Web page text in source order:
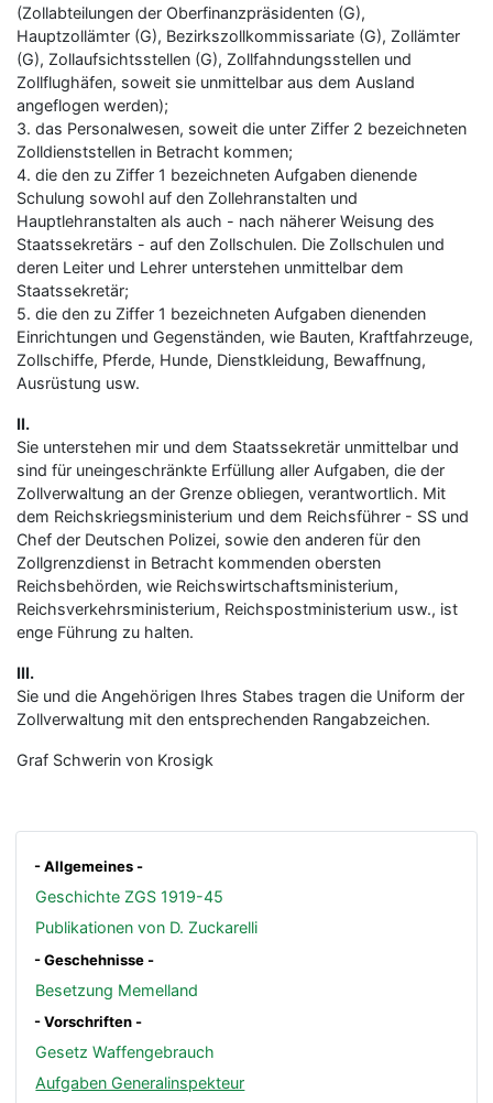
- Allgemeines -
Geschichte ZGS 1919-45
Publikationen von D. Zuckarelli
- Geschehnisse -
Besetzung Memelland
- Vorschriften -
Gesetz Waffengebrauch
Aufgaben Generalinspekteur
(Zollabteilungen der Oberfinanzpräsidenten (G),
Hauptzollämter (G), Bezirkszollkommissariate (G), Zollämter
(G), Zollaufsichtsstellen (G), Zollfahndungsstellen und
Zollflughäfen, soweit sie unmittelbar aus dem Ausland
angeflogen werden);
3. das Personalwesen, soweit die unter Ziffer 2 bezeichneten
Zolldienststellen in Betracht kommen;
4. die den zu Ziffer 1 bezeichneten Aufgaben dienende
Schulung sowohl auf den Zollehranstalten und
Hauptlehranstalten als auch - nach näherer Weisung des
Staatssekretärs - auf den Zollschulen. Die Zollschulen und
deren Leiter und Lehrer unterstehen unmittelbar dem
Staatssekretär;
5. die den zu Ziffer 1 bezeichneten Aufgaben dienenden
Einrichtungen und Gegenständen, wie Bauten, Kraftfahrzeuge,
Zollschiffe, Pferde, Hunde, Dienstkleidung, Bewaffnung,
Ausrüstung usw.
II.
Sie unterstehen mir und dem Staatssekretär unmittelbar und
sind für uneingeschränkte Erfüllung aller Aufgaben, die der
Zollverwaltung an der Grenze obliegen, verantwortlich. Mit
dem Reichskriegsministerium und dem Reichsführer - SS und
Chef der Deutschen Polizei, sowie den anderen für den
Zollgrenzdienst in Betracht kommenden obersten
Reichsbehörden, wie Reichswirtschaftsministerium,
Reichsverkehrsministerium, Reichspostministerium usw., ist
enge Führung zu halten.
III.
Sie und die Angehörigen Ihres Stabes tragen die Uniform der
Zollverwaltung mit den entsprechenden Rangabzeichen.
Graf Schwerin von Krosigk